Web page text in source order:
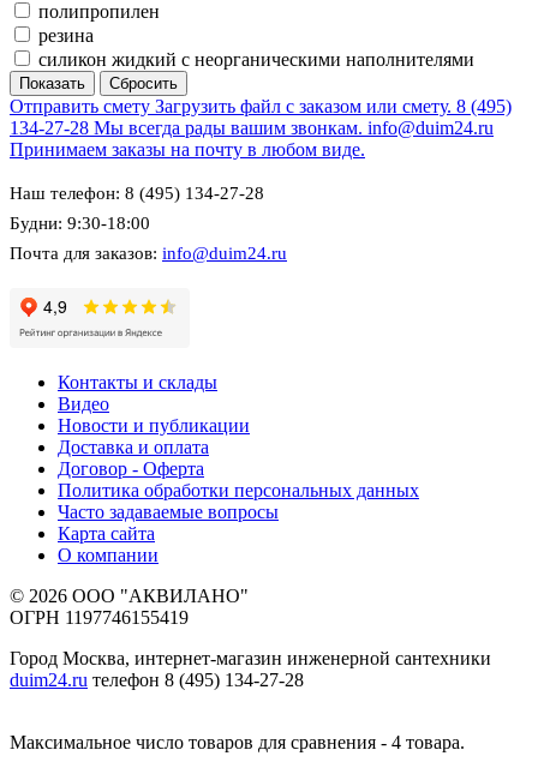
полипропилен
резина
силикон жидкий с неорганическими наполнителями
Отправить смету Загрузить файл с заказом или смету. 8 (495)
134-27-28 Мы всегда рады вашим звонкам. info@duim24.ru
Принимаем заказы на почту в любом виде.
Наш телефон: 8 (495) 134-27-28
Будни: 9:30-18:00
Почта для заказов: info@duim24.ru
Контакты и склады
Видео
Новости и публикации
Доставка и оплата
Договор - Оферта
Политика обработки персональных данных
Часто задаваемые вопросы
Карта сайта
О компании
© 2026 ООО "АКВИЛАНО"
ОГРН 1197746155419
Город Москва, интернет-магазин инженерной сантехники
duim24.ru телефон 8 (495) 134-27-28
Максимальное число товаров для сравнения - 4 товара.